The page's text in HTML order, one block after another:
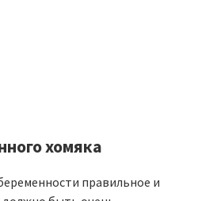
хомяка
правильное и